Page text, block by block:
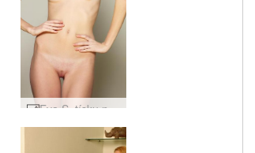
Eva S. tísku nektarmyndir #69